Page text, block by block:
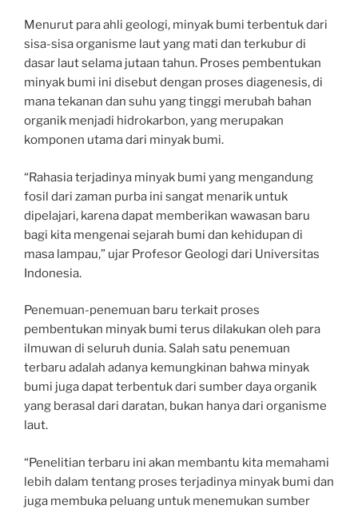
Menurut para ahli geologi, minyak bumi terbentuk dari
sisa-sisa organisme laut yang mati dan terkubur di
dasar laut selama jutaan tahun. Proses pembentukan
minyak bumi ini disebut dengan proses diagenesis, di
mana tekanan dan suhu yang tinggi merubah bahan
organik menjadi hidrokarbon, yang merupakan
komponen utama dari minyak bumi.
“Rahasia terjadinya minyak bumi yang mengandung
fosil dari zaman purba ini sangat menarik untuk
dipelajari, karena dapat memberikan wawasan baru
bagi kita mengenai sejarah bumi dan kehidupan di
masa lampau,” ujar Profesor Geologi dari Universitas
Indonesia.
Penemuan-penemuan baru terkait proses
pembentukan minyak bumi terus dilakukan oleh para
ilmuwan di seluruh dunia. Salah satu penemuan
terbaru adalah adanya kemungkinan bahwa minyak
bumi juga dapat terbentuk dari sumber daya organik
yang berasal dari daratan, bukan hanya dari organisme
laut.
“Penelitian terbaru ini akan membantu kita memahami
lebih dalam tentang proses terjadinya minyak bumi dan
juga membuka peluang untuk menemukan sumber